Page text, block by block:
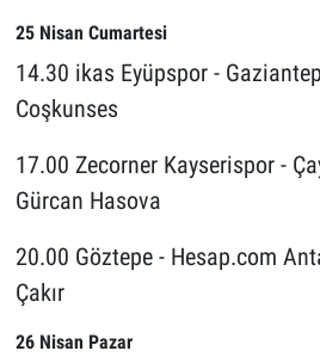
25 Nisan Cumartesi
14.30 ikas Eyüpspor -
Coşkunses
17.00 Zecorner Kayserispor -
Gürcan Hasova
20.00 Göztepe - Hesap.com
Çakır
26 Nisan Pazar